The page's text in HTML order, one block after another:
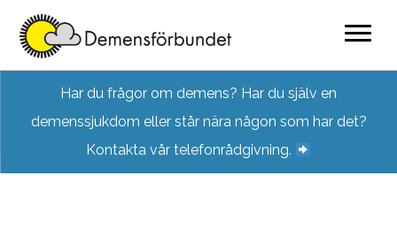
content
Har du frågor om demens? Har du själv en
demenssjukdom eller står nära någon som har det?
Kontakta vår telefonrådgivning.